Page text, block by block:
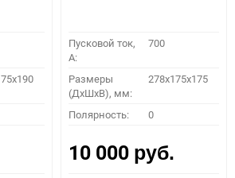
Пусковой ток,
A:
700
Размеры
(ДхШхВ), мм:
278x175x175
Полярность: 0
10 000 руб.